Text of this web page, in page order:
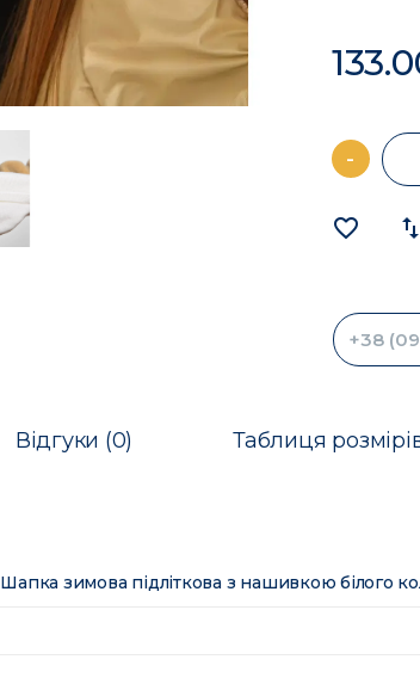
-
favorite_border import_export
Відгуки (0) Таблиця
Шапка зимова підліткова з нашивкою білого